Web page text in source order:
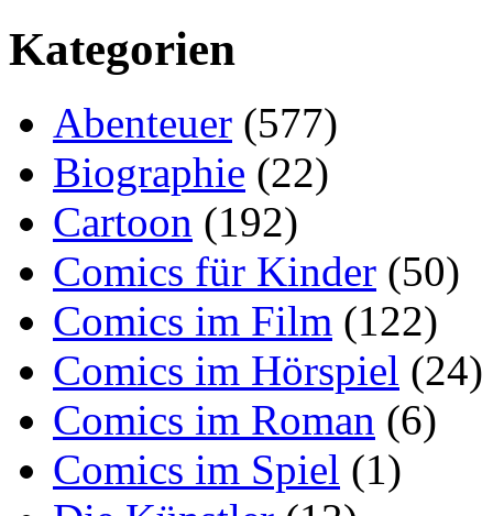
Kategorien
Abenteuer (577)
Biographie (22)
Cartoon (192)
Comics für Kinder (50)
Comics im Film (122)
Comics im Hörspiel (24)
Comics im Roman (6)
Comics im Spiel (1)